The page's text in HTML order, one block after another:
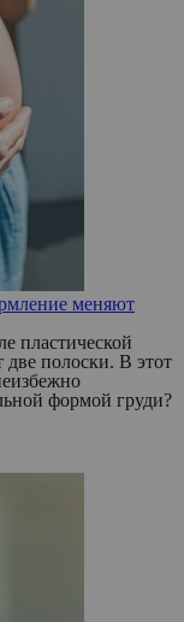
меняют
пластической
две полоски. В этот
формой груди?